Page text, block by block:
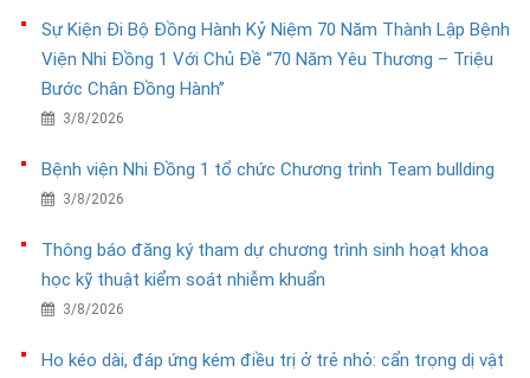
Sự Kiện Đi Bộ Đồng Hành Kỷ Niệm 70 Năm Thành Lập Bệnh
Viện Nhi Đồng 1 Với Chủ Đề “70 Năm Yêu Thương – Triệu
Bước Chân Đồng Hành”
3/8/2026
Bệnh viện Nhi Đồng 1 tổ chức Chương trình Team bullding
3/8/2026
Thông báo đăng ký tham dự chương trình sinh hoạt khoa
học kỹ thuật kiểm soát nhiễm khuẩn
3/8/2026
Ho kéo dài, đáp ứng kém điều trị ở trẻ nhỏ: cẩn trọng dị vật